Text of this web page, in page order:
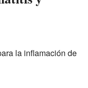
la inflamación de